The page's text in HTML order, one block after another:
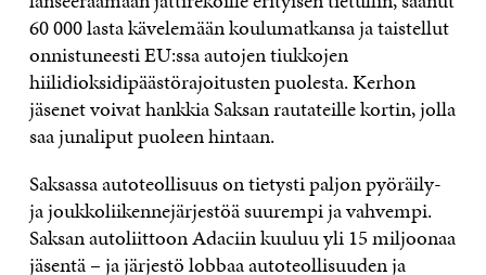
60 000 lasta kävelemään koulumatkansa ja taistellut
onnistuneesti EU:ssa autojen tiukkojen
hiilidioksidipäästörajoitusten puolesta. Kerhon
jäsenet voivat hankkia Saksan rautateille kortin, jolla
saa junaliput puoleen hintaan.
Saksassa autoteollisuus on tietysti paljon pyöräily-
ja joukkoliikennejärjestöä suurempi ja vahvempi.
Saksan autoliittoon Adaciin kuuluu yli 15 miljoonaa
jäsentä – ja järjestö lobbaa autoteollisuuden ja